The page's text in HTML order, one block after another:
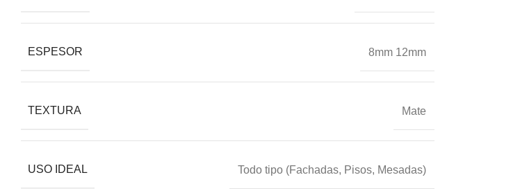
ESPESOR 8mm 12mm
TEXTURA Mate
USO IDEAL Todo tipo (Fachadas, Pisos, Mesadas)